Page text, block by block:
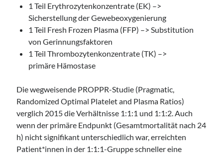
1 Teil Erythrozytenkonzentrate (EK) –>
Sicherstellung der Gewebeoxygenierung
1 Teil Fresh Frozen Plasma (FFP) –> Substitution
von Gerinnungsfaktoren
1 Teil Thrombozytenkonzentrate (TK) –>
primäre Hämostase
Die wegweisende PROPPR-Studie (Pragmatic,
Randomized Optimal Platelet and Plasma Ratios)
verglich 2015 die Verhältnisse 1:1:1 und 1:1:2. Auch
wenn der primäre Endpunkt (Gesamtmortalität nach 24
h) nicht signifikant unterschiedlich war, erreichten
Patient*innen in der 1:1:1-Gruppe schneller eine